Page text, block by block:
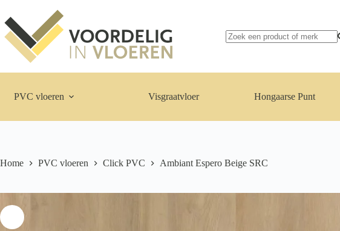
naar
de
inhoud
PVC vloeren Visgraatvloer Hongaarse Punt
Home PVC vloeren Click PVC Ambiant Espero Beige SRC